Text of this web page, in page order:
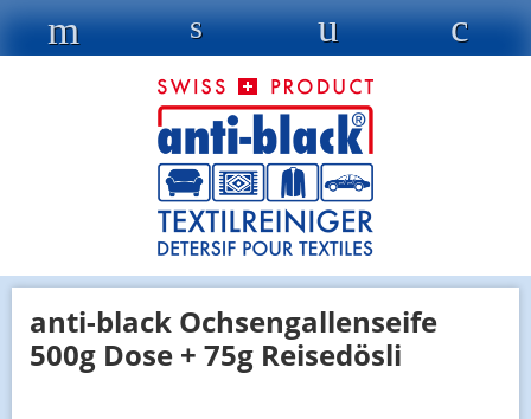
anti-black Ochsengallenseife
500g Dose + 75g Reisedösli